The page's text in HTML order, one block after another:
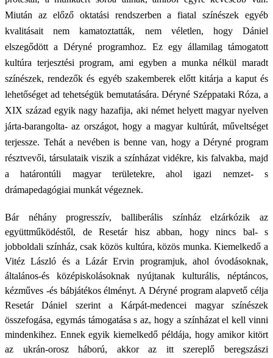
Miután az előző oktatási rendszerben a fiatal színészek egyéb
kvalitásait nem kamatoztatták, nem véletlen, hogy Dániel
elszegődött a Déryné programhoz. Ez egy államilag támogatott
kultúra terjesztési program, ami egyben a munka nélkül maradt
színészek, rendezők és egyéb szakemberek előtt kitárja a kaput és
lehetőséget ad tehetségük bemutatására. Déryné Széppataki Róza, a
XIX század egyik nagy hazafija, aki német helyett magyar nyelven
járta-barangolta- az országot, hogy a magyar kultúrát, műveltséget
terjessze. Tehát a nevében is benne van, hogy a Déryné program
résztvevői, társulataik viszik a színházat vidékre, kis falvakba, majd
a határontúli magyar területekre, ahol igazi nemzet- s
drámapedagógiai munkát végeznek.
Bár néhány progresszív, balliberális színház elzárkózik az
együttműködéstől, de Resetár hisz abban, hogy nincs bal- s
jobboldali színház, csak közös kultúra, közös munka. Kiemelkedő a
Vitéz László és a Lázár Ervin programjuk, ahol óvodásoknak,
általános-és középiskolásoknak nyújtanak kulturális, néptáncos,
kézműves -és bábjátékos élményt. A Déryné program alapvető célja
Resetár Dániel szerint a Kárpát-medencei magyar színészek
összefogása, egymás támogatása s az, hogy a színházat el kell vinni
mindenkihez. Ennek egyik kiemelkedő példája, hogy amikor kitört
az ukrán-orosz háború, akkor az itt szereplő beregszászi